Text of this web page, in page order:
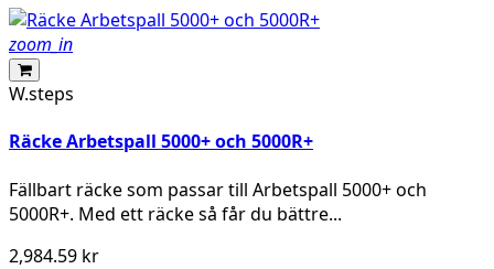
zoom_in
W.steps
Räcke Arbetspall 5000+ och 5000R+
Fällbart räcke som passar till Arbetspall 5000+ och
5000R+. Med ett räcke så får du bättre...
2,984.59 kr